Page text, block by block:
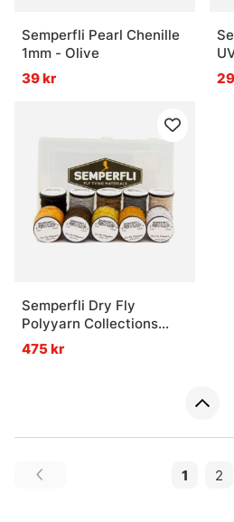
Semperfli Pearl Chenille
1mm - Olive
39 kr
Semperfli Dry Fly
Polyyarn Collections
Caddis Collection
475 kr
1 2